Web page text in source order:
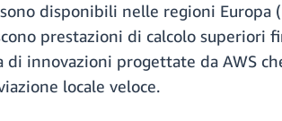
disponibili nelle regioni Europa
prestazioni di calcolo superiori
di innovazioni progettate da AWS
locale veloce.